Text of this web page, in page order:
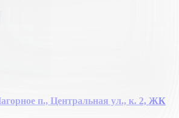
п., Центральная ул., к. 2, ЖК